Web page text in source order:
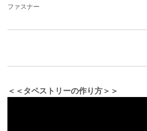
ファスナー
＜＜タペストリーの作り方＞＞